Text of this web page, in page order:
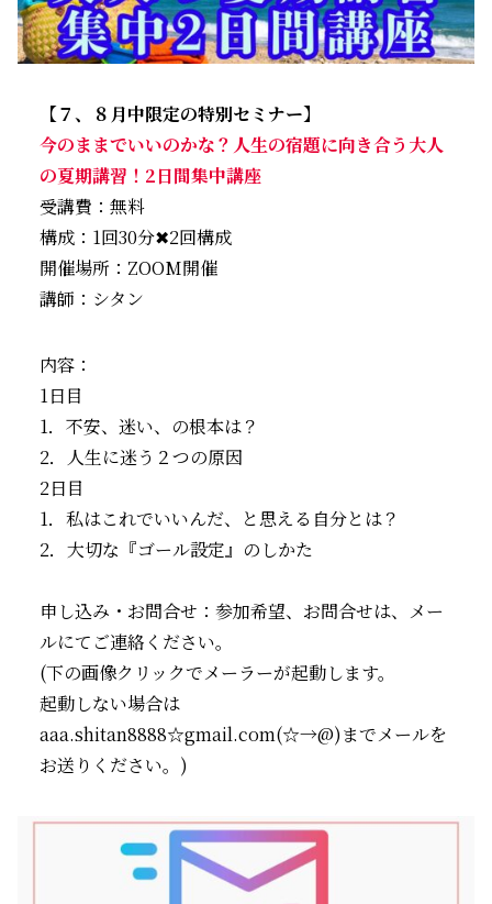
【７、８月中限定の特別セミナー】
今のままでいいのかな？人生の宿題に向き合う大人
の夏期講習！2日間集中講座
受講費：無料
構成：1回30分✖2回構成
開催場所：ZOOM開催
講師：シタン
内容：
1日目
1．不安、迷い、の根本は？
2．人生に迷う２つの原因
2日目
1．私はこれでいいんだ、と思える自分とは？
2．大切な『ゴール設定』のしかた
申し込み・お問合せ：参加希望、お問合せは、メー
ルにてご連絡ください。
(下の画像クリックでメーラーが起動します。
起動しない場合は
aaa.shitan8888☆gmail.com(☆→@)までメールを
お送りください。)